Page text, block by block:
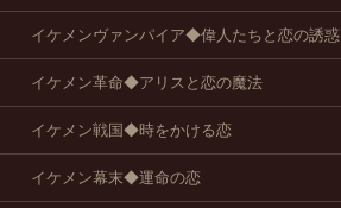
イケメンヴァンパイア◆偉人たちと恋の誘惑
イケメン革命◆アリスと恋の魔法
イケメン戦国◆時をかける恋
イケメン幕末◆運命の恋